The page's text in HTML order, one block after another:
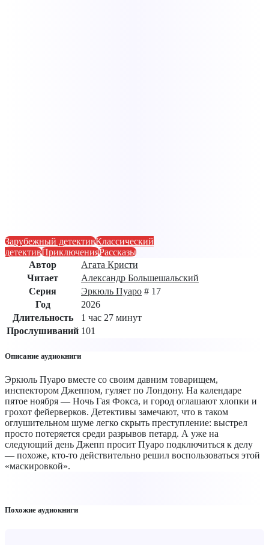
Зарубежный детективКлассический
детективПриключенияРассказы
Автор
Агата Кристи
Читает
Александр Большешальский
Серия
Эркюль Пуаро # 17
Год
2026
Длительность
1 час 27 минут
Прослушиваний 101
Описание аудиокниги
Эркюль Пуаро вместе со своим давним товарищем,
инспектором Джеппом, гуляет по Лондону. На календаре
пятое ноября — Ночь Гая Фокса, и город оглашают хлопки и
грохот фейерверков. Детективы замечают, что в таком
оглушительном шуме легко скрыть преступление: выстрел
просто потеряется среди разрывов петард. А уже на
следующий день Джепп просит Пуаро подключиться к делу
— похоже, кто-то действительно решил воспользоваться этой
«маскировкой».
Похожие аудиокниги